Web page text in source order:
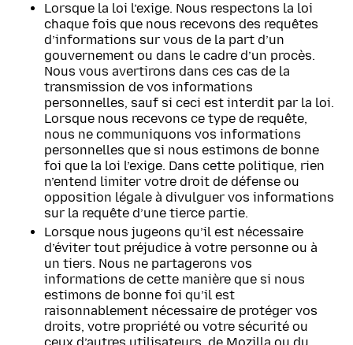
Lorsque la loi l’exige. Nous respectons la loi
chaque fois que nous recevons des requêtes
d’informations sur vous de la part d’un
gouvernement ou dans le cadre d’un procès.
Nous vous avertirons dans ces cas de la
transmission de vos informations
personnelles, sauf si ceci est interdit par la loi.
Lorsque nous recevons ce type de requête,
nous ne communiquons vos informations
personnelles que si nous estimons de bonne
foi que la loi l’exige. Dans cette politique, rien
n’entend limiter votre droit de défense ou
opposition légale à divulguer vos informations
sur la requête d’une tierce partie.
Lorsque nous jugeons qu’il est nécessaire
d’éviter tout préjudice à votre personne ou à
un tiers. Nous ne partagerons vos
informations de cette manière que si nous
estimons de bonne foi qu’il est
raisonnablement nécessaire de protéger vos
droits, votre propriété ou votre sécurité ou